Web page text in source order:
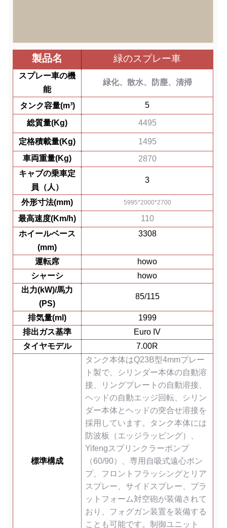
製品名 緑のスプレー車
スプレー車の機
能
緑化、散水、防塵、清掃
タンク容量(m³) 5
総質量(Kg) 4495
定格積載量(Kg)
1495
車両重量(Kg)
2870
キャブの乗車定
員（人）
3
外形寸法(mm) 5995*2000*2700
最高速度(Km/h)
110
ホイールベース
(mm)
3308
運転席
howo
シャーシ
howo
出力(kW)/馬力
(PS)
85/115
排気量(ml)
1999
排出ガス基準
Euro IV
タイヤモデル
7.00R
標準構成
タンク本体はQ23B型4mmプレー
ト製で、シリンダー本体の自動溶
接、リングプレートの自動溶接、
ヘッドの自動エッジ回転、シリン
ダー本体とヘッドの突合せ溶接を
採用しています。タンク本体には
防波板（エッジラッピング）、
Yifengスプリンクラーポンプ
（60/90）、専用自吸式遠心ポン
プ、フロントフラッシングとリア
スプレー、サイドスプレー、プラ
ットフォーム対空砲が装備されて
おり、フォグガン装置を装備する
ことも可能です。制御ユニット